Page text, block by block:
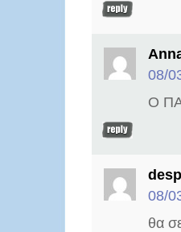
08/
Ο
08/
θα